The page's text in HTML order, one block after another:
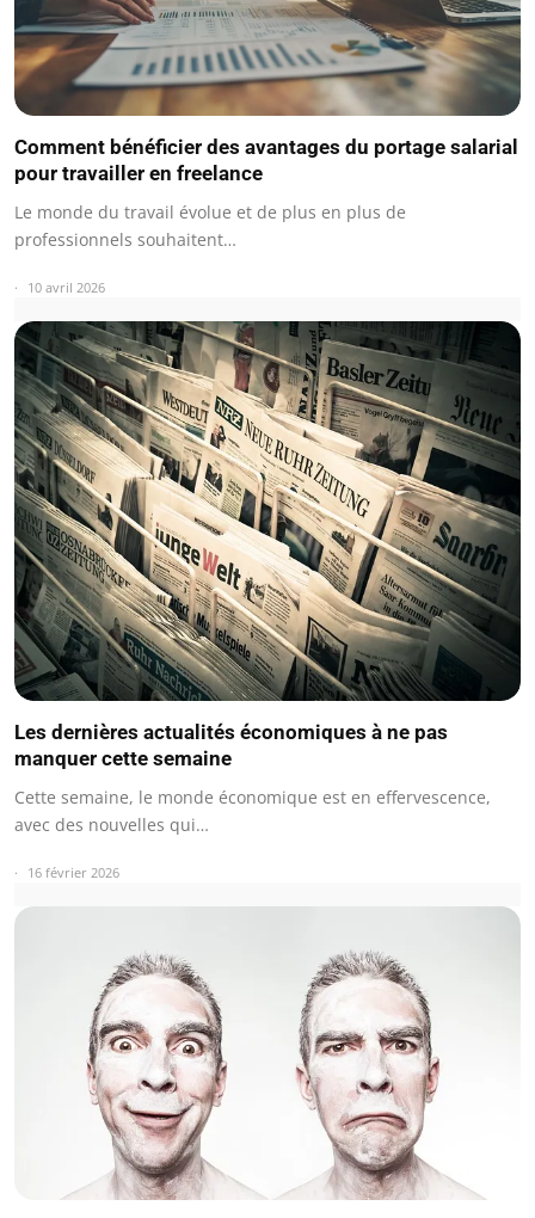
Comment bénéficier des avantages du portage salarial
pour travailler en freelance
Le monde du travail évolue et de plus en plus de
professionnels souhaitent…
10 avril 2026
Les dernières actualités économiques à ne pas
manquer cette semaine
Cette semaine, le monde économique est en effervescence,
avec des nouvelles qui…
16 février 2026